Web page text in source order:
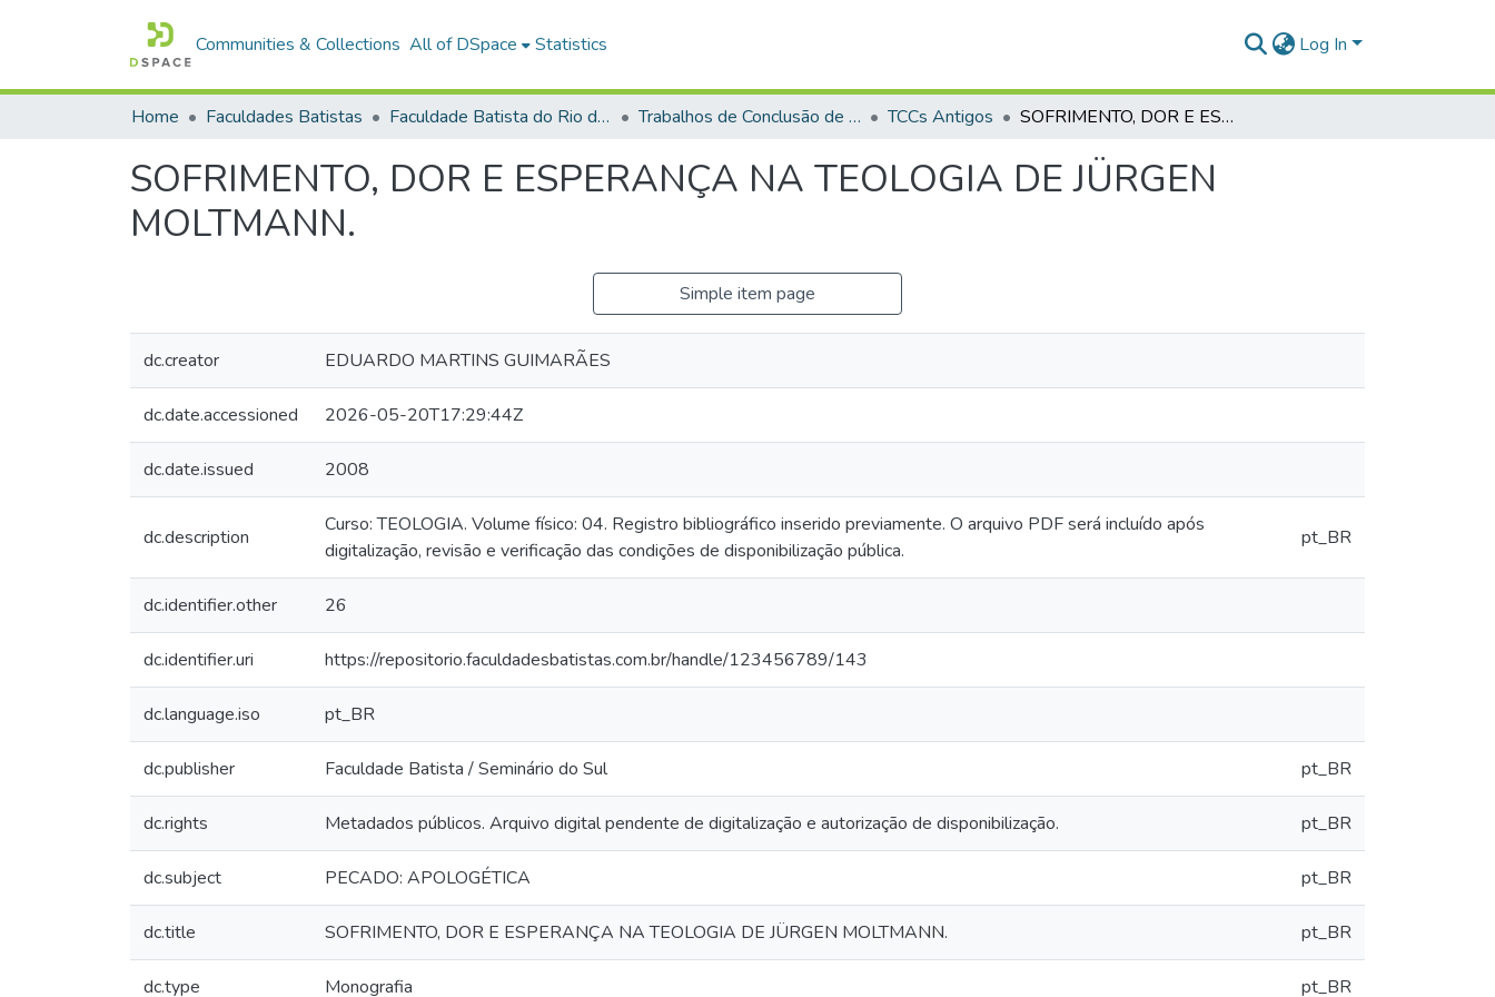
Communities & Collections All of DSpace Statistics Log In
Home Faculdades Batistas Faculdade Batista do Rio de Janeiro (FABAT-RJ) Trabalhos de Conclusão de Curso (TCC) TCCs Antigos SOFRIMENTO, DOR E ESPERANÇA NA TEOLOGIA DE JÜRGEN MOLTMANN.
SOFRIMENTO, DOR E ESPERANÇA NA TEOLOGIA DE JÜRGEN
MOLTMANN.
Simple item page
dc.creator EDUARDO MARTINS GUIMARÃES
dc.date.accessioned 2026-05-20T17:29:44Z
dc.date.issued 2008
dc.description
Curso: TEOLOGIA. Volume físico: 04. Registro bibliográfico inserido previamente. O arquivo PDF será incluído após
digitalização, revisão e verificação das condições de disponibilização pública.
pt_BR
dc.identifier.other 26
dc.identifier.uri https://repositorio.faculdadesbatistas.com.br/handle/123456789/143
dc.language.iso pt_BR
dc.publisher Faculdade Batista / Seminário do Sul pt_BR
dc.rights Metadados públicos. Arquivo digital pendente de digitalização e autorização de disponibilização. pt_BR
dc.subject PECADO: APOLOGÉTICA pt_BR
dc.title SOFRIMENTO, DOR E ESPERANÇA NA TEOLOGIA DE JÜRGEN MOLTMANN. pt_BR
dc.type Monografia pt_BR